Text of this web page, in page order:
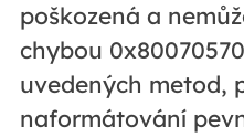
poškozená a
chybou
uvedených metod,
naformátování